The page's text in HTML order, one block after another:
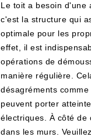
Le toit a besoin d'une
c'est la structure qui
optimale pour les
effet, il est
opérations de
manière régulière.
désagréments
peuvent porter
électriques. À côté de
dans les murs.